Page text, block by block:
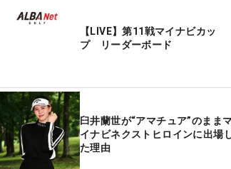
【LIVE】第11戦マイナビカッ
プ リーダーボード
臼井蘭世が“アマチュア”のまま
イナビネクストヒロインに出場
た理由